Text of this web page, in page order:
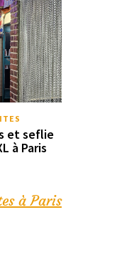
et seflie
à Paris
à Paris